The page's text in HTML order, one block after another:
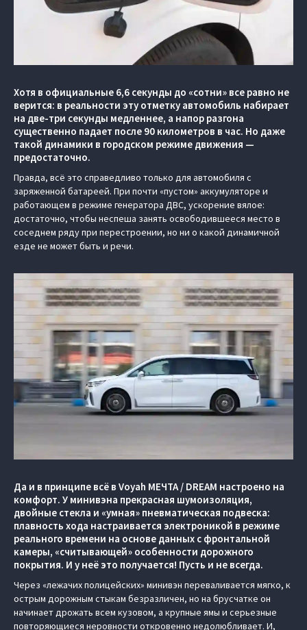
Хотя в официальные 6,6 секунды до «сотни» все равно не
верится: в реальности эту отметку автомобиль набирает
на две-три секунды медленнее, а напор разгона
существенно падает после 90 километров в час. Но даже
такой динамики в городском режиме движения —
предостаточно.
Правда, всё это справедливо только для автомобиля с
заряженной батареей. При почти «пустом» аккумуляторе и
работающем в режиме генератора ДВС, ускорение вялое:
достаточно, чтобы неспеша занять освободившееся место в
соседнем ряду при перестроении, но ни о какой динамичной
езде не может быть и речи.
Да и в принципе всё в Voyah МЕЧТА / DREAM настроено на
комфорт. У минивэна прекрасная шумоизоляция,
двойные стекла и «умная» пневматическая подвеска:
плавность хода настраивается электроникой в режиме
реального времени на основе данных с фронтальной
камеры, «считывающей» особенности дорожного
покрытия. И у неё это получается! Пусть и не всегда.
Через «лежачих полицейских» минивэн переваливается мягко, к
острым дорожным стыкам безразличен, но на брусчатке он
начинает дрожать всем кузовом, а крупные ямы и серьезные
повторяющиеся неровности откровенно недолюбливает. И,